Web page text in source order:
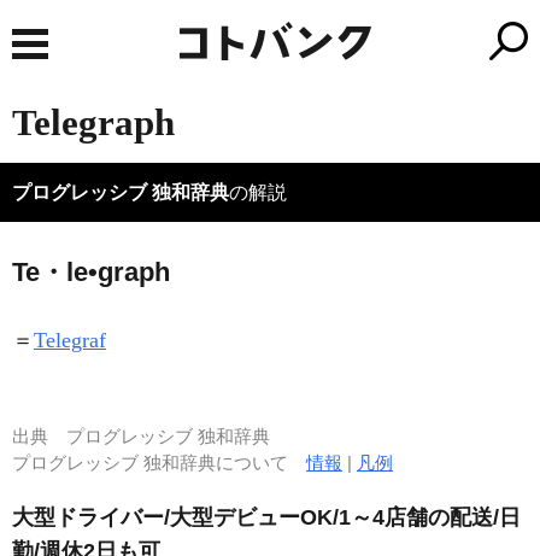
Telegraph
プログレッシブ 独和辞典の解説
Te・le•graph
＝ Telegraf
出典 プログレッシブ 独和辞典
プログレッシブ 独和辞典について情報 | 凡例
大型ドライバー/大型デビューOK/1～4店舗の配送/日
勤/週休2日も可